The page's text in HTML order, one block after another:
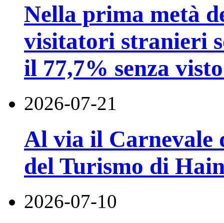
Nella prima metà
visitatori stranieri
il 77,7% senza
2026-07-21
Al via il Carnevale
del Turismo di
2026-07-10